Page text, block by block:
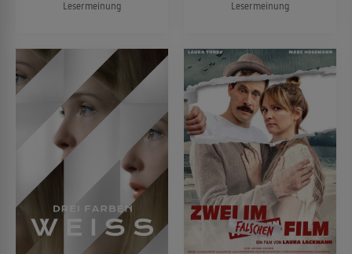
Lesermeinung Lesermeinung